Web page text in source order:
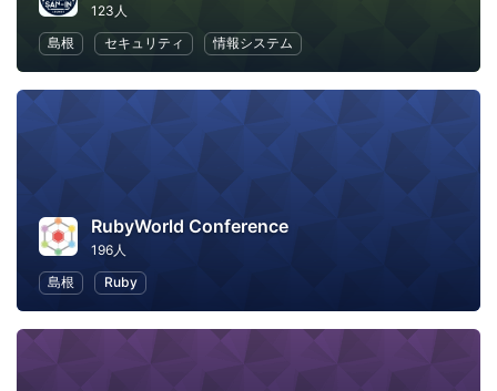
123人
島根
セキュリティ 情報システム
RubyWorld Conference
196人
島根
Ruby